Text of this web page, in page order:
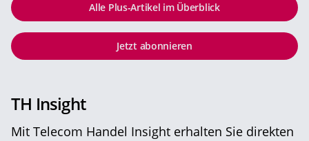
Alle Plus-Artikel im Überblick
Jetzt abonnieren
TH Insight
Mit Telecom Handel Insight erhalten Sie direkten